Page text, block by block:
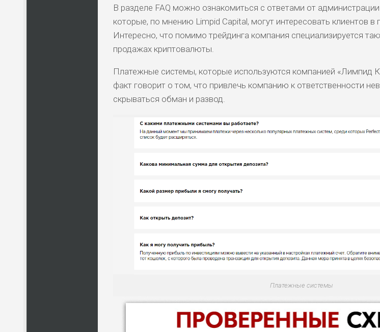
В разделе FAQ можно ознакомиться с ответами от
которые, по мнению Limpid Capital, могут интересовать клиентов в
Интересно, что помимо трейдинга компания специализируется
продажах криптовалюты.
Платежные системы, которые используются компанией «Лимпид
факт говорит о том, что привлечь компанию к ответственности
скрываться обман и развод.
Платежные системы